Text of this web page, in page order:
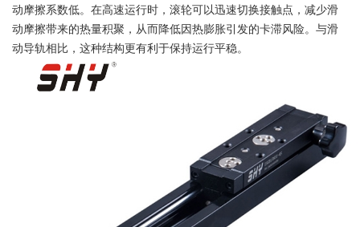
动摩擦系数低。在高速运行时，滚轮可以迅速切换接触点，减少滑
动摩擦带来的热量积聚，从而降低因热膨胀引发的卡滞风险。与滑
动导轨相比，这种结构更有利于保持运行平稳。